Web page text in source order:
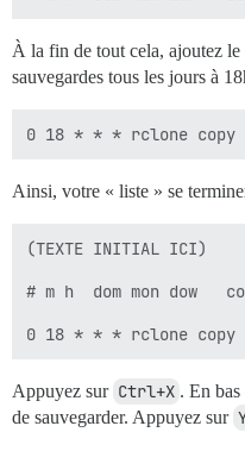
À la fin de tout cela, ajoutez
sauvegardes tous les jours à
Ainsi, votre « liste » se
(TEXTE INITIAL ICI)
# m h  dom mon dow
Appuyez sur Ctrl+X . En
de sauvegarder. Appuyez sur